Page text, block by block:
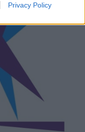
Privacy Policy